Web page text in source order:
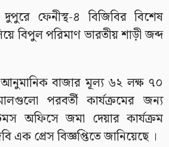
ফেনীস্থ-৪ বিজিবির বিশেষ
বিপুল পরিমাণ ভারতীয় শাড়ী জব্দ
বাজার মূল্য ৬২ লক্ষ ৭০
পরবর্তী কার্যক্রমের জন্য
অফিসে জমা দেয়ার কার্যক্রম
এক প্রেস বিজ্ঞপ্তিতে জানিয়েছে ।